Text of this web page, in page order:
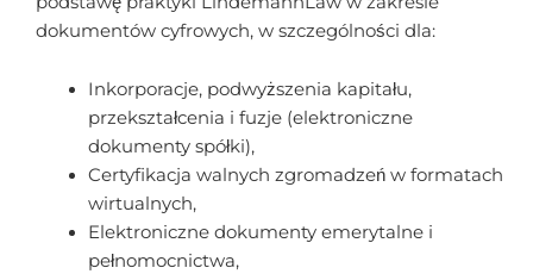
dokumentów cyfrowych, w szczególności dla:
Inkorporacje, podwyższenia kapitału,
przekształcenia i fuzje (elektroniczne
dokumenty spółki),
Certyfikacja walnych zgromadzeń w formatach
wirtualnych,
Elektroniczne dokumenty emerytalne i
pełnomocnictwa,